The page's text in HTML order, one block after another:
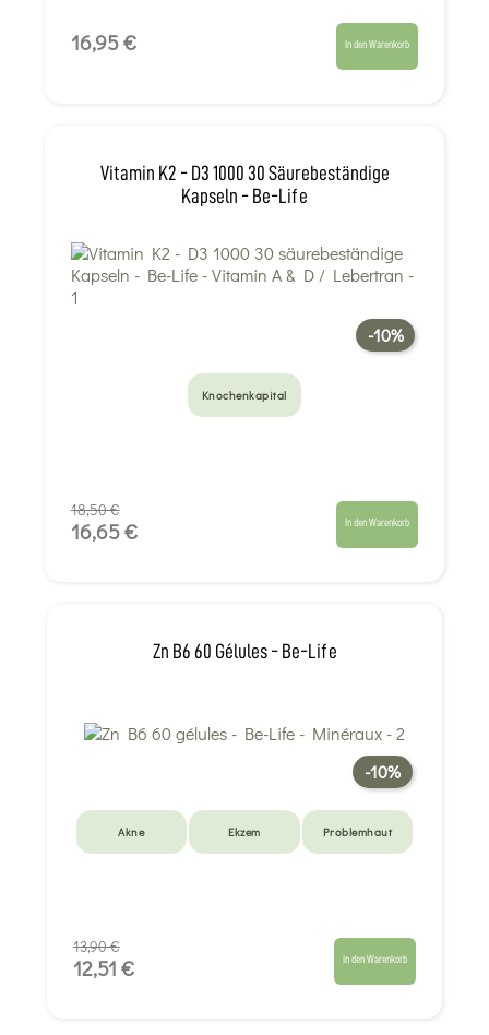
16,95 € In den Warenkorb
Vitamin K2 - D3 1000 30 Säurebeständige
Kapseln - Be-Life
-10%
Knochenkapital
18,50 €
16,65 € In den Warenkorb
Zn B6 60 Gélules - Be-Life
-10%
Akne Ekzem Problemhaut
13,90 €
12,51 € In den Warenkorb